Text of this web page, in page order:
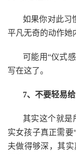
如果你对此习
平凡无奇的动作她
可能用“仪式
写在这了。
7、不要轻易
其实这个就是
实女孩子真正需要
夫做得够深，其